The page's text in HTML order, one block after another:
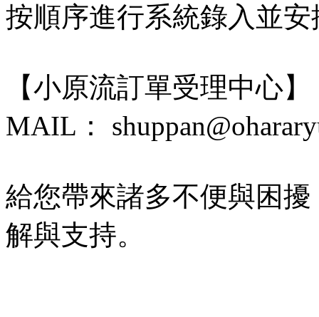
按順序進行系統錄入並
【小原流訂單受理中心】
MAIL：
給您帶來諸多不便與困
解與支持。